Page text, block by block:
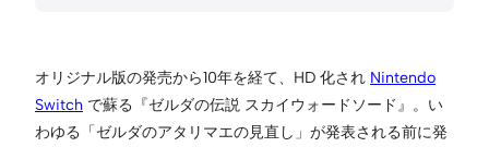
オリジナル版の発売から10年を経て、HD 化され Nintendo
Switch で蘇る『ゼルダの伝説 スカイウォードソード』。い
わゆる「ゼルダのアタリマエの見直し」が発表される前に発